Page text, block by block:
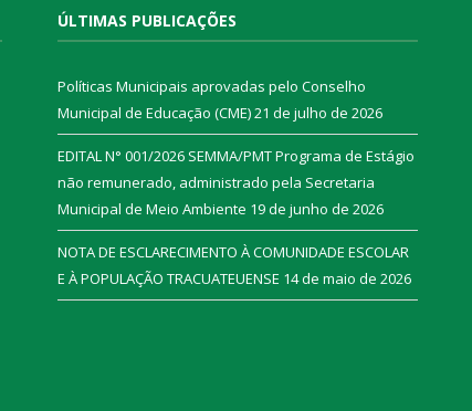
ÚLTIMAS PUBLICAÇÕES
Políticas Municipais aprovadas pelo Conselho
Municipal de Educação (CME)21 de julho de 2026
EDITAL N° 001/2026 SEMMA/PMT Programa de Estágio
não remunerado, administrado pela Secretaria
Municipal de Meio Ambiente 19 de junho de 2026
NOTA DE ESCLARECIMENTO À COMUNIDADE ESCOLAR
E À POPULAÇÃO TRACUATEUENSE 14 de maio de 2026